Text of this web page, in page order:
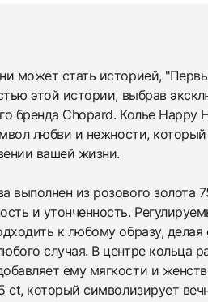
438
285
145
142
205
204
195
150
6
может стать историей,
этой истории, выбрав
бренда Chopard. Колье Happy
любви и нежности, который
вашей жизни.
выполнен из розового золота
и утонченность.
к любому образу, делая
случая. В центре кольца
ему мягкости и
ct, который символизирует
Трейд-